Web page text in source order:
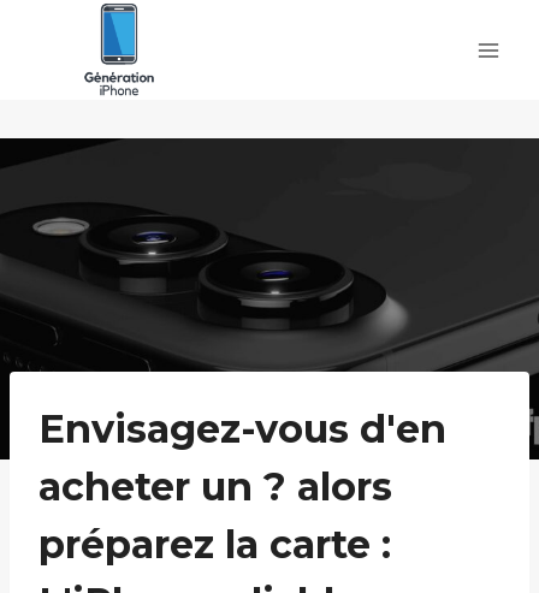
Envisagez-vous d'en
acheter un ? alors
préparez la carte :